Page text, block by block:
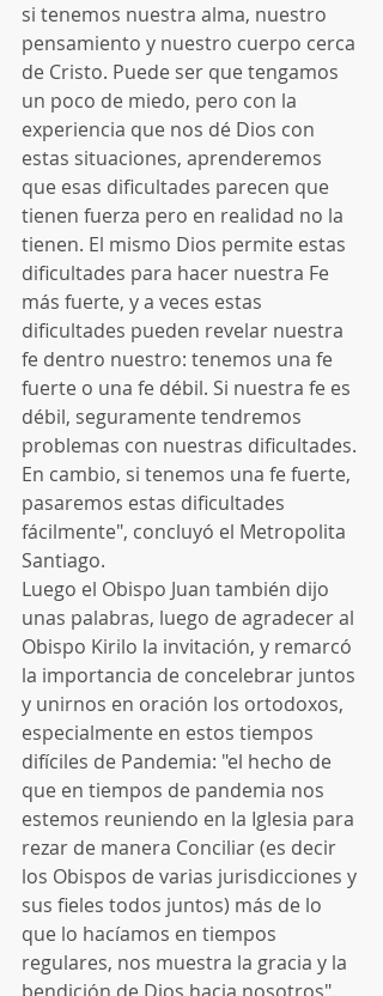
si tenemos nuestra alma, nuestro
pensamiento y nuestro cuerpo cerca
de Cristo. Puede ser que tengamos
un poco de miedo, pero con la
experiencia que nos dé Dios con
estas situaciones, aprenderemos
que esas dificultades parecen que
tienen fuerza pero en realidad no la
tienen. El mismo Dios permite estas
dificultades para hacer nuestra Fe
más fuerte, y a veces estas
dificultades pueden revelar nuestra
fe dentro nuestro: tenemos una fe
fuerte o una fe débil. Si nuestra fe es
débil, seguramente tendremos
problemas con nuestras dificultades.
En cambio, si tenemos una fe fuerte,
pasaremos estas dificultades
fácilmente", concluyó el Metropolita
Santiago.
Luego el Obispo Juan también dijo
unas palabras, luego de agradecer al
Obispo Kirilo la invitación, y remarcó
la importancia de concelebrar juntos
y unirnos en oración los ortodoxos,
especialmente en estos tiempos
difíciles de Pandemia: "el hecho de
que en tiempos de pandemia nos
estemos reuniendo en la Iglesia para
rezar de manera Conciliar (es decir
los Obispos de varias jurisdicciones y
sus fieles todos juntos) más de lo
que lo hacíamos en tiempos
regulares, nos muestra la gracia y la